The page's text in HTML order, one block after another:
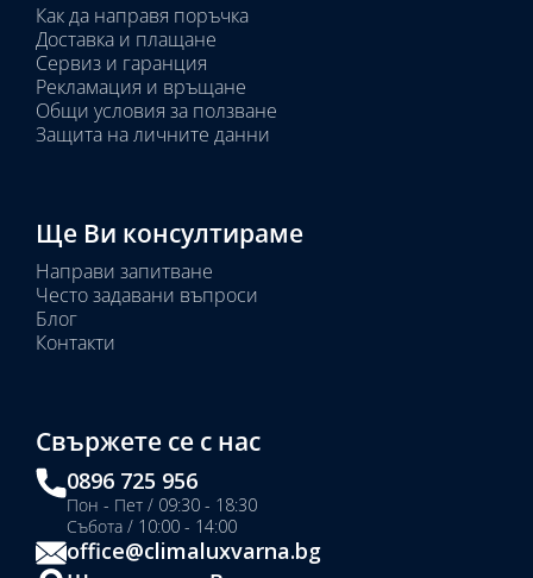
Как да направя поръчка
Доставка и плащане
Сервиз и гаранция
Рекламация и връщане
Общи условия за ползване
Защита на личните данни
Ще Ви консултираме
Направи запитване
Често задавани въпроси
Блог
Контакти
Свържете се с нас
0896 725 956
Пон - Пет / 09:30 - 18:30
Събота / 10:00 - 14:00
office@climaluxvarna.bg